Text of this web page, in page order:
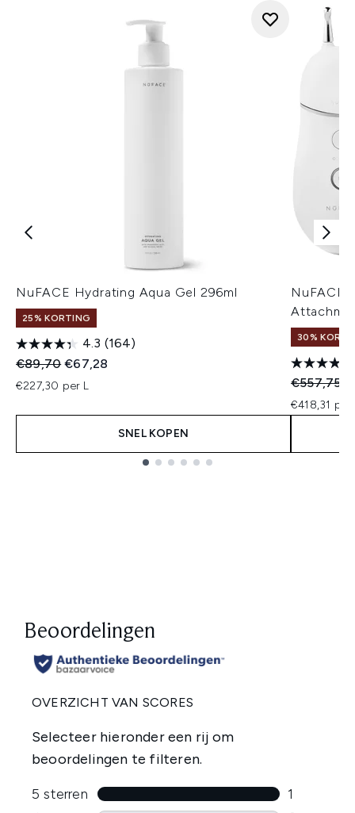
NuFACE Hydrating Aqua Gel 296ml
25% KORTING
4.3 (164)
Recommended Retail Price:
€89,70Huidige prijs:
€67,28
€227,30 per L
SNEL KOPEN
NuFACE
30%
€557,75
€418,31